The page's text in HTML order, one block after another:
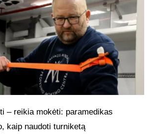
– reikia mokėti: paramedikas
kaip naudoti turniketą